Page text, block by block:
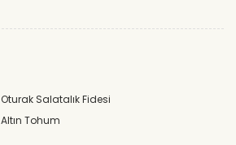
Oturak Salatalık Fidesi
Altın Tohum